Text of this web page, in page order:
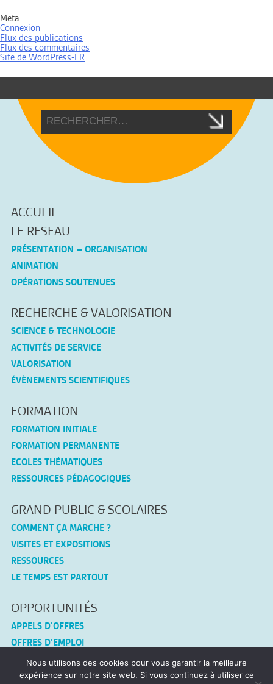
Meta
Connexion
Flux des publications
Flux des commentaires
Site de WordPress-FR
ACCUEIL
LE RESEAU
PRÉSENTATION – ORGANISATION
ANIMATION
OPÉRATIONS SOUTENUES
RECHERCHE & VALORISATION
SCIENCE & TECHNOLOGIE
ACTIVITÉS DE SERVICE
VALORISATION
ÉVÈNEMENTS SCIENTIFIQUES
FORMATION
FORMATION INITIALE
FORMATION PERMANENTE
ECOLES THÉMATIQUES
RESSOURCES PÉDAGOGIQUES
GRAND PUBLIC & SCOLAIRES
COMMENT ÇA MARCHE ?
VISITES ET EXPOSITIONS
RESSOURCES
LE TEMPS EST PARTOUT
OPPORTUNITÉS
APPELS D’OFFRES
OFFRES D’EMPLOI
CONNEX-TF
Nous utilisons des cookies pour vous garantir la meilleure
expérience sur notre site web. Si vous continuez à utiliser ce